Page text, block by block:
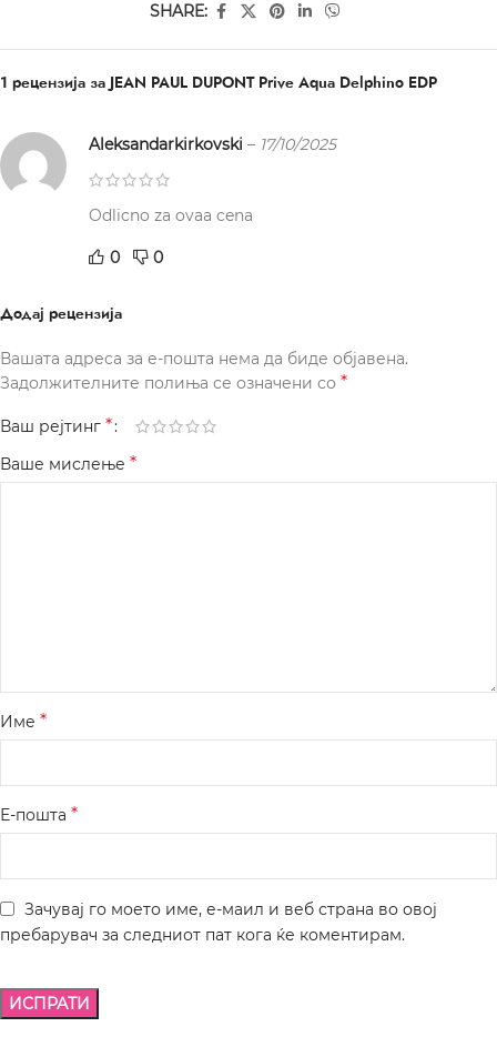
SHARE:
1 рецензија за JEAN PAUL DUPONT Prive Aqua Delphino EDP
Aleksandarkirkovski – 17/10/2025
Odlicno za ovaa cena
0 0
Додај рецензија
Вашата адреса за е-пошта нема да биде објавена.
Задолжителните полиња се означени со *
Ваш рејтинг *
Ваше мислење *
Име *
Е-пошта *
Зачувај го моето име, е-маил и веб страна во овој
пребарувач за следниот пат кога ќе коментирам.